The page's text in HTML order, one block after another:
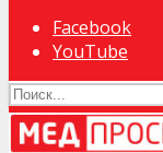
Facebook
YouTube